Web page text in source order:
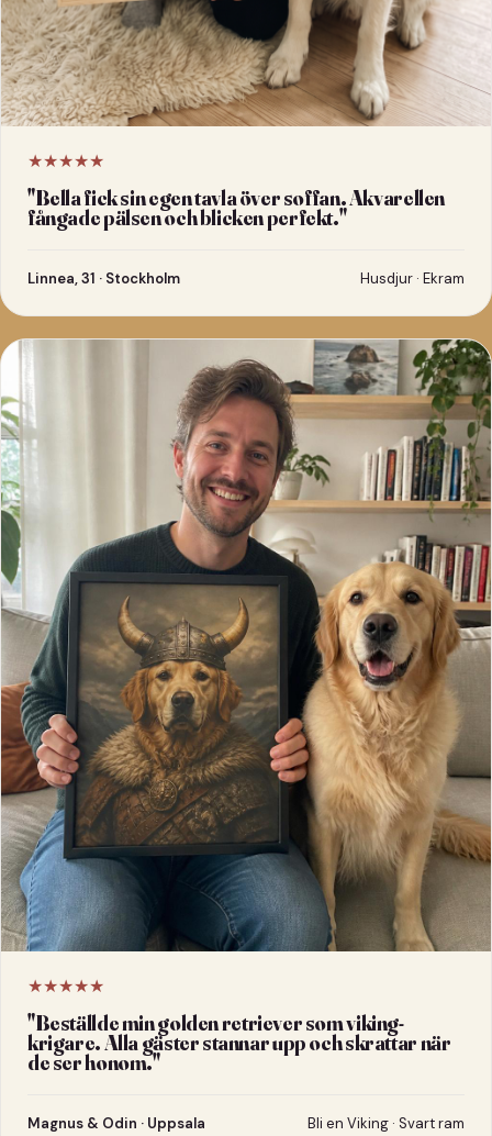
★★★★★
"Bella fick sin egen tavla över soffan. Akvarellen
fångade pälsen och blicken perfekt."
Linnea, 31 · Stockholm Husdjur · Ekram
★★★★★
"Beställde min golden retriever som viking-
krigare. Alla gäster stannar upp och skrattar när
de ser honom."
Magnus & Odin · Uppsala Bli en Viking · Svart ram